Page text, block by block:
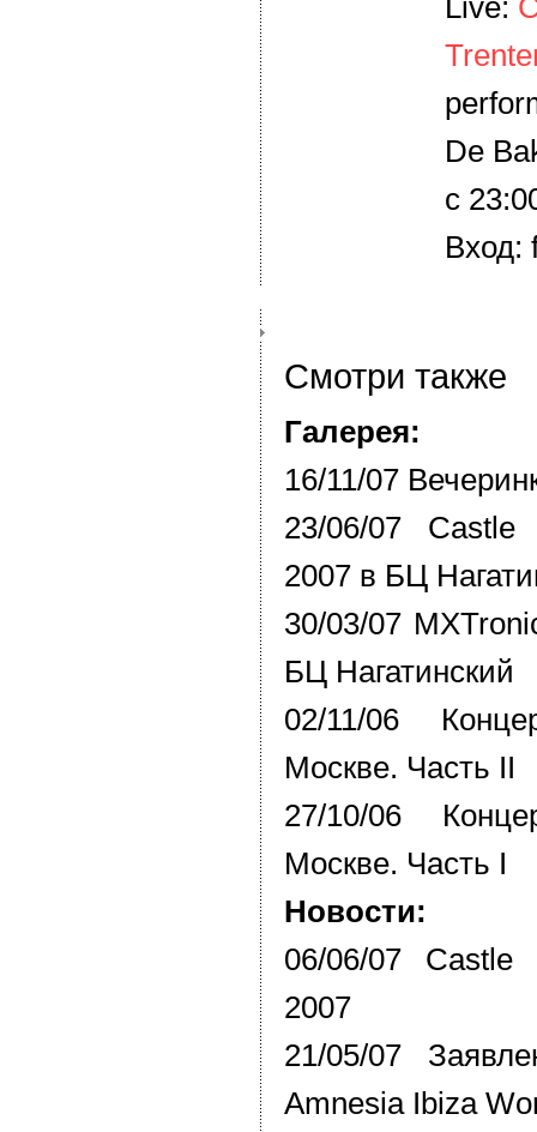
Live:
De
c
Вход:
Смотри также
Галерея:
16/11/07
23/06/07
2007 в БЦ
30/03/07
БЦ Нагатинский
02/11/06
Москве. Часть II
27/10/06
Москве. Часть I
Новости:
06/06/07
2007
21/05/07
Amnesia Ibiza